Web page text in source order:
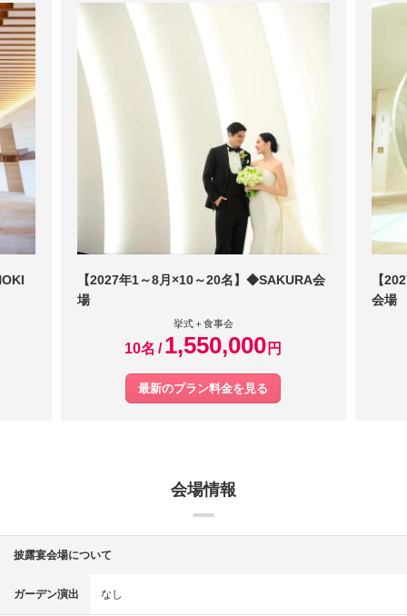
テルならではの丁寧さと安心感があり、どんなゲストにも胸を張って
招待できる式場だと感じました。インターコンチネンタル大阪は上質
さやホスピタリティの面では申し分ない会場ですが、費用はやはり高
めの設定だと感じました。また、値下げ交渉には基本的に応じないス
タンスで、他の式場のように当日の即決割や交渉ベースでの大幅な見
積り調整は期待しないほうが良いと思います。価格よりもクオリティ
を重視している印象でした。とはいえ、会場の品質・アクセスの良
さ・スタッフのホスピタリティは確かで、「価格以上の安心感を買
う」という感覚が合うカップルには最適な式場だと思いました。写真
で見た水の流れる白いチャペルや、大スクリーンがある披露宴会場に
惹かれ、実際のスケール感とアクセスの良さを確かめたくて下見しま
した。
たりする点(衣装や装飾など)を、はじめから高い設定にした値段で知り
たいと希望を伝えたため、見積もりと乖離はなかった。お花がもとも
と大好きであったため、お花を節約したくないという思いがあり、希
望を聴いてできる範囲で最大限華やかに見える演出を提案してくださ
った。プロフィールムービーやプロフィールブック、席次表などは自
作したことで、式場で注文するよりもコストを削減できた。メニュー
は3つのランクがあったが、どのメニューも試食させてもらえた。ま
た、どのメニューもとてもおいしかった。メニューの組み合わせや食
材を変えたい場合は相談することも可能で、完全なオリジナルメニュ
ーではないものの、一から考えるのはとても大変だと思ったので、プ
ロの方にお任せしつつ、この食材だけ親族が食べられないので変えた
いといったような個別の相談にものってくださった。大阪駅から駅直
ころを通ってゲストの方に来ていただける点がとても良かった。夫婦
の一方が関東出身であり、遠方から来ていただくゲストも多かったた
め、安心して場所を伝えることができた。一流のラグジュアリーホテ
ルであり、全スタッフの方の対応が一流であった。まだ結婚式をする
かどうか決めていない状態で訪れた時から、おもてなしのご挨拶や笑
顔が忘れられず、誰がいつ訪れても、素晴らしいと思える信頼があっ
もてなしが伝わってくるかどうか、など、また何度でも訪れたいと思
える場所が良かった。ホテルは、結婚式だけでなく、人生での節目や
記念ごとに食事をしたり宿泊したりできるのも良いと思った。4つくら
いの式場と比較検討し、最もスタッフの方の対応がよく、今後も一
【2027年1～8月×10～20名】◆SAKURA会
場
挙式＋食事会
10名 1,550,000 円
最新のプラン料金を見る
【
会場
会場情報
披露宴会場について
ガーデン演出 なし